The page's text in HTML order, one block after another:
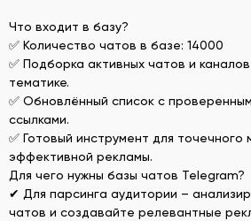
Что входит в базу?
✅ Количество чатов в базе: 14000
✅ Подборка активных чатов и
тематике.
✅ Обновлённый список с
ссылками.
✅ Готовый инструмент для точечного
эффективной рекламы.
Для чего нужны базы чатов Telegram?
✔ Для парсинга аудитории –
чатов и создавайте релевантные